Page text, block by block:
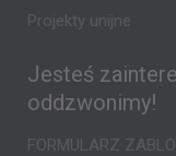
Projekty unijne
Jesteś
oddzwonimy!
FORMULARZ